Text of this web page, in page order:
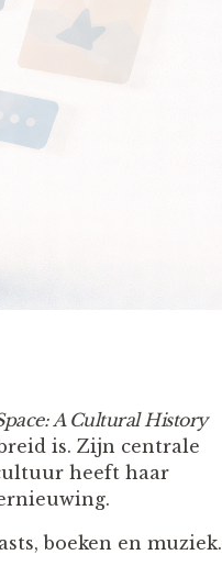
A Cultural History
is. Zijn centrale
heeft haar
boeken en muziek.